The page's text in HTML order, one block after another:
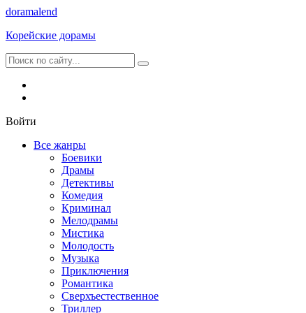
doramalend
Корейские дорамы
Войти
Все жанры
Боевики
Драмы
Детективы
Комедия
Криминал
Мелодрамы
Мистика
Молодость
Музыка
Приключения
Романтика
Сверхъестественное
Триллер